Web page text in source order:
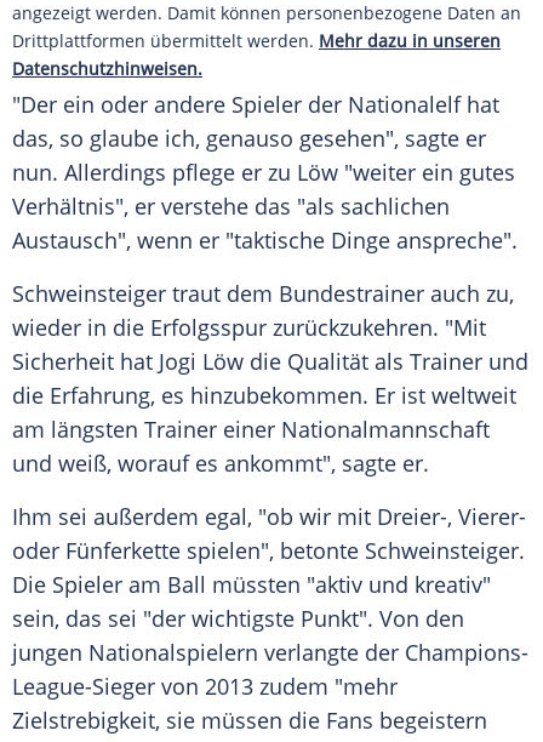
angezeigt werden. Damit können personenbezogene Daten an
Drittplattformen übermittelt werden. Mehr dazu in unseren
Datenschutzhinweisen.
"Der ein oder andere Spieler der Nationalelf hat
das, so glaube ich, genauso gesehen", sagte er
nun. Allerdings pflege er zu Löw "weiter ein gutes
Verhältnis", er verstehe das "als sachlichen
Austausch", wenn er "taktische Dinge anspreche".
Schweinsteiger traut dem Bundestrainer auch zu,
wieder in die Erfolgsspur zurückzukehren. "Mit
Sicherheit hat Jogi Löw die Qualität als Trainer und
die Erfahrung, es hinzubekommen. Er ist weltweit
am längsten Trainer einer Nationalmannschaft
und weiß, worauf es ankommt", sagte er.
Ihm sei außerdem egal, "ob wir mit Dreier-, Vierer-
oder Fünferkette spielen", betonte Schweinsteiger.
Die Spieler am Ball müssten "aktiv und kreativ"
sein, das sei "der wichtigste Punkt". Von den
jungen Nationalspielern verlangte der Champions-
League-Sieger von 2013 zudem "mehr
Zielstrebigkeit, sie müssen die Fans begeistern